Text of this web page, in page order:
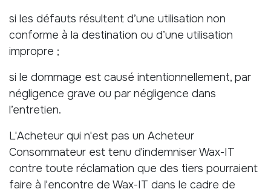
si les défauts résultent d’une utilisation non
conforme à la destination ou d’une utilisation
impropre ;
si le dommage est causé intentionnellement, par
négligence grave ou par négligence dans
l’entretien.
L'Acheteur qui n'est pas un Acheteur
Consommateur est tenu d'indemniser Wax-IT
contre toute réclamation que des tiers pourraient
faire à l'encontre de Wax-IT dans le cadre de